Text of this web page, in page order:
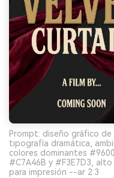
Prompt: diseño gráfico
tipografía dramática,
colores dominantes
#C7A46B y #F3E7D3,
para impresión --ar 2:3